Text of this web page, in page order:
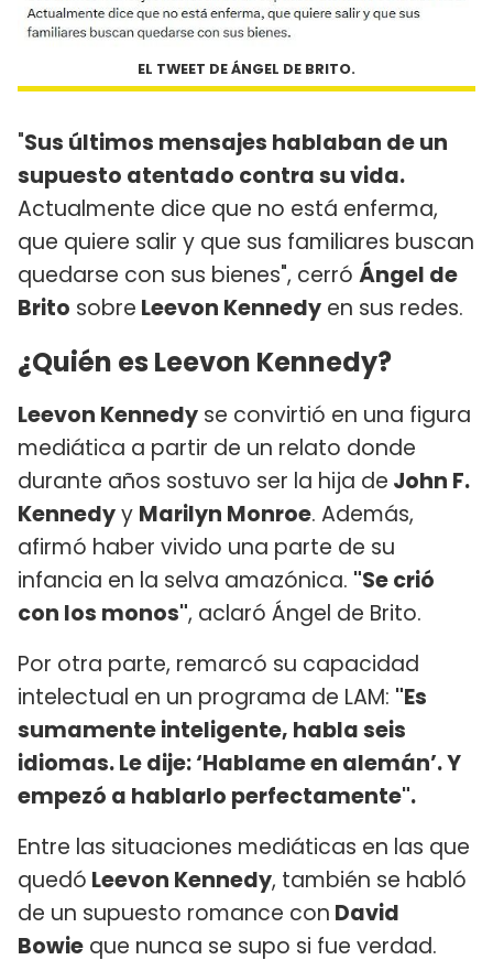
EL TWEET DE ÁNGEL DE BRITO.
"Sus últimos mensajes hablaban de un
supuesto atentado contra su vida.
Actualmente dice que no está enferma,
que quiere salir y que sus familiares buscan
quedarse con sus bienes", cerró Ángel de
Brito sobre Leevon Kennedy en sus redes.
¿Quién es Leevon Kennedy?
Leevon Kennedy se convirtió en una figura
mediática a partir de un relato donde
durante años sostuvo ser la hija de John F.
Kennedyy Marilyn Monroe. Además,
afirmó haber vivido una parte de su
infancia en la selva amazónica. "Se crió
con los monos", aclaró Ángel de Brito.
Por otra parte, remarcó su capacidad
intelectual en un programa de LAM: "Es
sumamente inteligente, habla seis
idiomas. Le dije: ‘Hablame en alemán’. Y
empezó a hablarlo perfectamente".
Entre las situaciones mediáticas en las que
quedó Leevon Kennedy, también se habló
de un supuesto romance con David
Bowie que nunca se supo si fue verdad.